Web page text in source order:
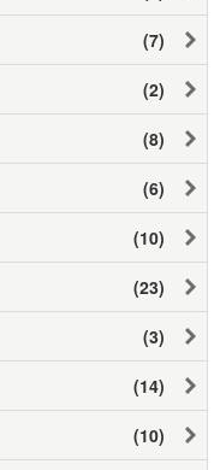
(7)
(2)
(8)
(6)
(10)
(23)
(3)
(14)
(10)